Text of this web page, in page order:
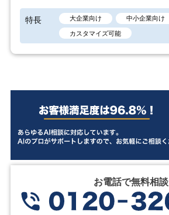
特長 大企業向け
中小企業向け
カスタマイズ可能
お電話で無料相談